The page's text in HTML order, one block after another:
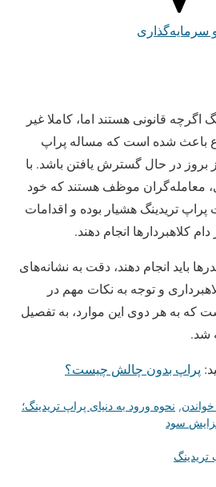
قانونی هستند اما، کاملا غیر
باعث شده است که مساله پراپ
بروز در حال گسترش یافتن باشد. با
معامله‌گران موظف هستند که خود
تریدینگ هشیار بوده و اقدامات
کلاهبردارها انجام دهند.
باید انجام دهند، دقت به نشانه‌های
و توجه به نکات مهم در
که به هر دوی این موارد، به تفصیل
شد.
پراپ بدون چالش چیست؟
خواندن, نحوه ورود به دنیای پراپ تریدینگ؛
سود
تریدینگ